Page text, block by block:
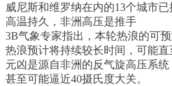
威尼斯和维罗纳在内的13个城市已
高温持久，非洲高压是推手
3B气象专家指出，本轮热浪的可
热浪预计将持续较长时间，可能
元凶是源自非洲的反气旋高压系
甚至可能逼近40摄氏度大关。